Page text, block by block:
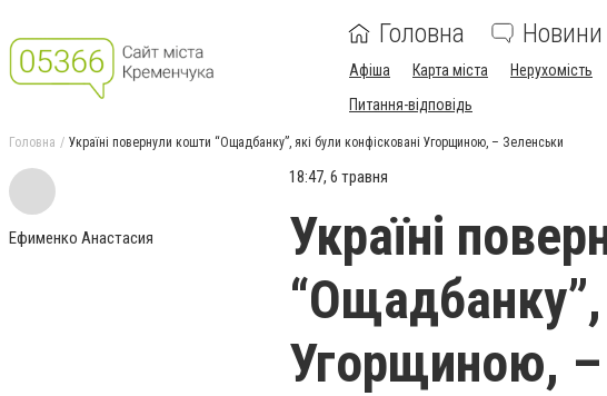
Головна Новини
Афіша Карта міста Нерухомість
Питання-відповідь
Головна Україні повернули кошти “Ощадбанку”, які були конфісковані Угорщиною, – Зеленськи
Ефименко Анастасия
18:47, 6 травня
Україні
“Ощадбанку”,
Угорщиною, –